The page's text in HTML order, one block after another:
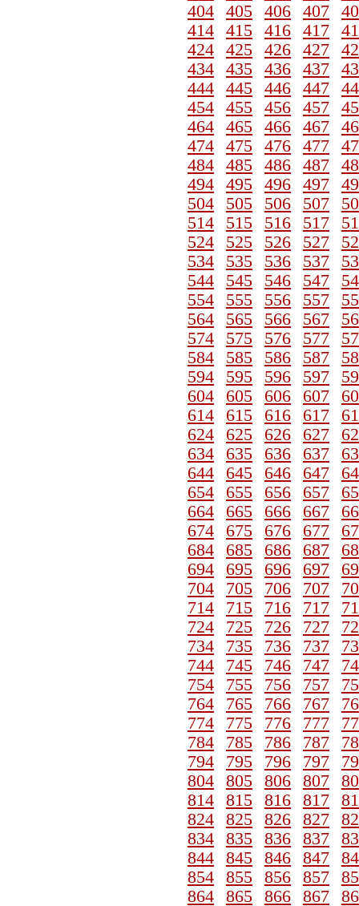
404
405 406 407
414
415 416 417
424
425 426 427
434
435 436 437
444
445 446 447
454
455 456 457
464
465 466 467
474
475 476 477
484
485 486 487
494
495 496 497
504
505 506 507
514
515 516 517
524
525 526 527
534
535 536 537
544
545 546 547
554
555 556 557
564
565 566 567
574
575 576 577
584
585 586 587
594
595 596 597
604
605 606 607
614
615 616 617
624
625 626 627
634
635 636 637
644
645 646 647
654
655 656 657
664
665 666 667
674
675 676 677
684
685 686 687
694
695 696 697
704
705 706 707
714
715 716 717
724
725 726 727
734
735 736 737
744
745 746 747
754
755 756 757
764
765 766 767
774
775 776 777
784
785 786 787
794
795 796 797
804
805 806 807
814
815 816 817
824
825 826 827
834
835 836 837
844
845 846 847
854
855 856 857
864
865 866 867